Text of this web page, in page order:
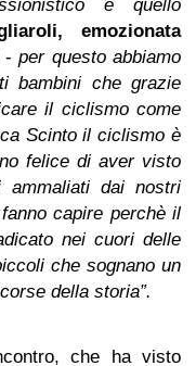
e quello
emozionata
-per questo abbiamo
bambini che grazie
il ciclismo come
Scinto il ciclismo è
felice di aver visto
dai nostri
capire perchè il
nei cuori delle
che sognano un
della storia”.
che ha visto